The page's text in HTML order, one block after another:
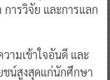
ารวิจัย และการแลก
ามเข้าใจอันดี และ
ชน์สูงสุดแก่นักศึกษา